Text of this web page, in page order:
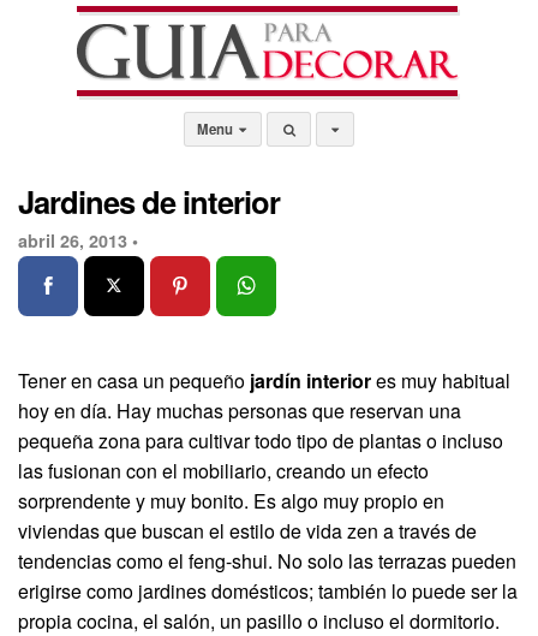
Menu
Jardines de interior
abril 26, 2013 •
Tener en casa un pequeño jardín interiores muy habitual
hoy en día. Hay muchas personas que reservan una
pequeña zona para cultivar todo tipo de plantas o incluso
las fusionan con el mobiliario, creando un efecto
sorprendente y muy bonito. Es algo muy propio en
viviendas que buscan el estilo de vida zen a través de
tendencias como el feng-shui. No solo las terrazas pueden
erigirse como jardines domésticos; también lo puede ser la
propia cocina, el salón, un pasillo o incluso el dormitorio.